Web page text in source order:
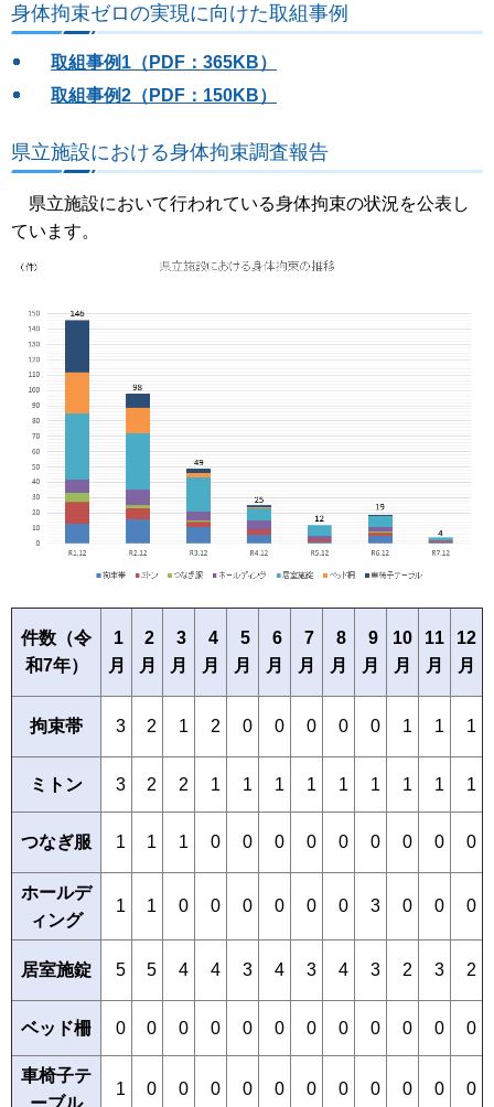
身体拘束ゼロの実現に向けた取組事例
取組事例1（PDF：365KB）
取組事例2（PDF：150KB）
県立施設における身体拘束調査報告
県立施設において行われている身体拘束の状況を公表し
ています。
件数（令
和7年）
1
月
2
月
3
月
4
月
5
月
6
月
7
月
8
月
9
月
10
月
11
月
12
月
拘束帯 3 2 1 2 0 0 0 0 0 1 1 1
ミトン 3 2 2 1 1 1 1 1 1 1 1 1
つなぎ服 1 1 1 0 0 0 0 0 0 0 0 0
ホールデ
ィング
1 1 0 0 0 0 0 0 3 0 0 0
居室施錠 5 5 4 4 3 4 3 4 3 2 3 2
ベッド柵 0 0 0 0 0 0 0 0 0 0 0 0
車椅子テ
ーブル
1 0 0 0 0 0 0 0 0 0 0 0